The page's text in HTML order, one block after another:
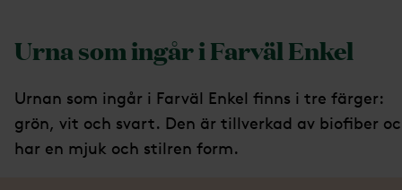
Urna som ingår i Farväl Enkel
Urnan som ingår i Farväl Enkel finns i tre färger:
grön, vit och svart. Den är tillverkad av biofiber
har en mjuk och stilren form.